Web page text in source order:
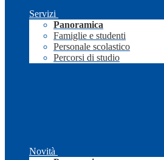
Servizi
Panoramica
Famiglie e studenti
Personale scolastico
Percorsi di studio
Novità